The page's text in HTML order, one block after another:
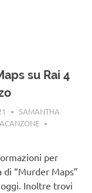
su Rai 4
SAMANTHA
per
“Murder Maps”
oggi. Inoltre trovi